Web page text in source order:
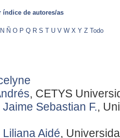
índice de autores/as
N Ñ O P Q R S T U V W X Y Z Todo
, CETYS
Sebastian F.,
Aidé,